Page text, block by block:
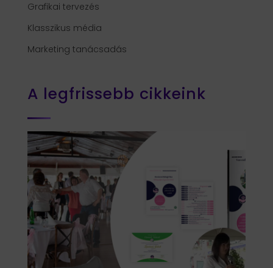
Grafikai tervezés
Klasszikus média
Marketing tanácsadás
A legfrissebb cikkeink